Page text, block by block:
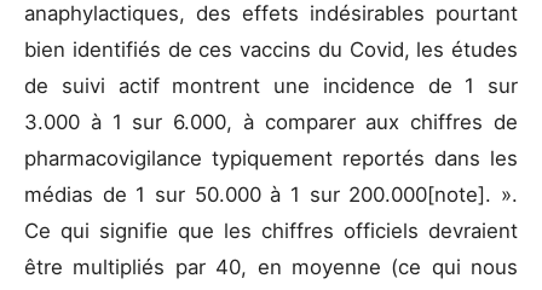
anaphylactiques, des effets indésirables pourtant
bien identifiés de ces vaccins du Covid, les études
de suivi actif montrent une incidence de 1 sur
3.000 à 1 sur 6.000, à comparer aux chiffres de
pharmacovigilance typiquement reportés dans les
médias de 1 sur 50.000 à 1 sur 200.000[note]. ».
Ce qui signifie que les chiffres officiels devraient
être multipliés par 40, en moyenne (ce qui nous